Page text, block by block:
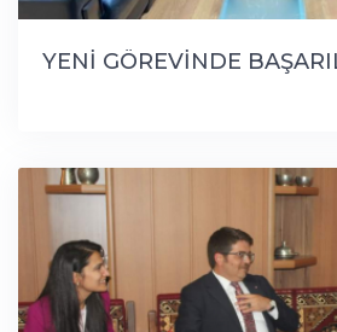
YENİ GÖREVİNDE